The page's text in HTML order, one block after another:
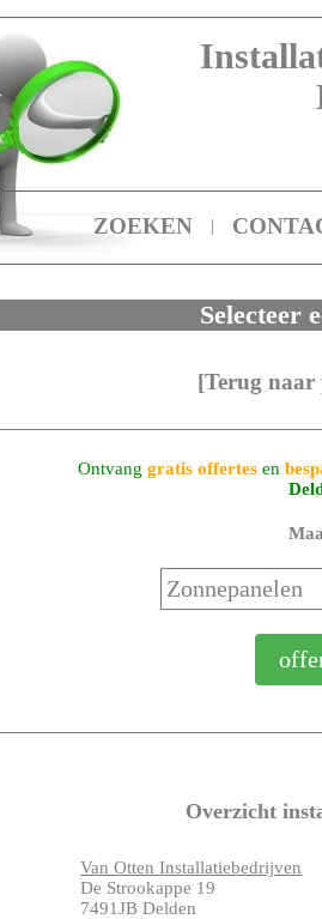
ZOEKEN |
Selecteer
[Terug naar
Ontvang gratis offertesen
Overzicht
Van Otten Installatiebedrijven
De Strookappe 19
7491JB Delden